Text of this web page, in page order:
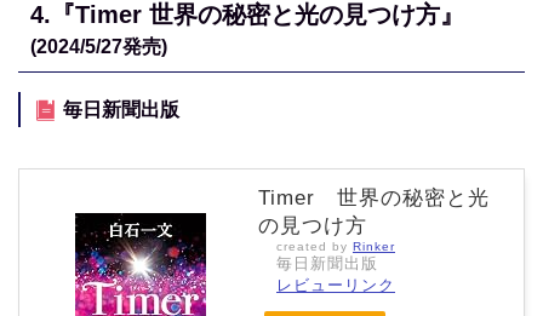
4. 『Timer 世界の秘密と光の見つけ方』
(2024/5/27発売)
毎日新聞出版
Timer 世界の秘密と光
の見つけ方
created by Rinker
毎日新聞出版
レビューリンク